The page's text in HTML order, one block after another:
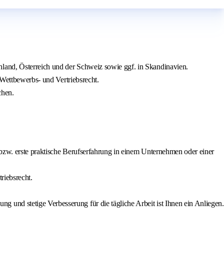
Österreich und der Schweiz sowie ggf. in Skandinavien.
und Vertriebsrecht.
erste praktische Berufserfahrung in einem Unternehmen oder einer
und stetige Verbesserung für die tägliche Arbeit ist Ihnen ein Anliegen.